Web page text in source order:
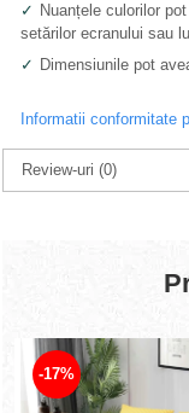
✓ Nuanțele culorilor
setărilor ecranului sau
✓ Dimensiunile pot
Informatii conformitate
Review-uri(0)
-17%